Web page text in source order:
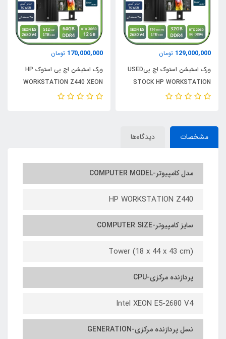
129,000,000 تومان
ورک استیشن استوک اچ پیUSED
STOCK HP WORKSTATION
Z440/CPU INTEL XEON E5
SUPER 8G DDR6
170,000,000 تومان
ورک استیشن اچ پی استوک HP
WORKSTATION Z440 XEON
E5 2680 V4 RAM64 SSD512
مشخصات دیدگاه‌ها
مدل کامپیوتر-COMPUTER MODEL
HP WORKSTATION Z440
سایز کامپیوتر-COMPUTER SIZE
Tower (18 x 44 x 43 cm)
پردازنده مرکزی-CPU
Intel XEON E5-2680 V4
نسل پردازنده مرکزی-GENERATION